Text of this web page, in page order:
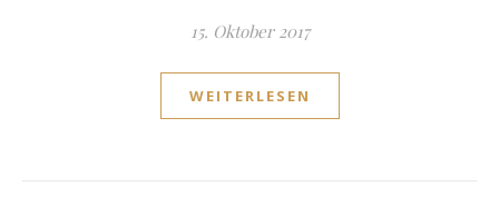
15. Oktober 2017
WEITERLESEN